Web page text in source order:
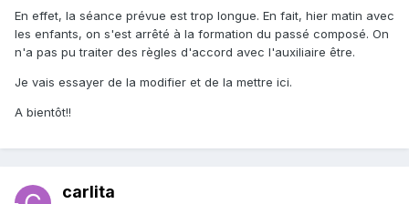
En effet, la séance prévue est trop longue. En fait, hier matin avec
les enfants, on s'est arrêté à la formation du passé composé. On
n'a pas pu traiter des règles d'accord avec l'auxiliaire être.
Je vais essayer de la modifier et de la mettre ici.
A bientôt!!
carlita